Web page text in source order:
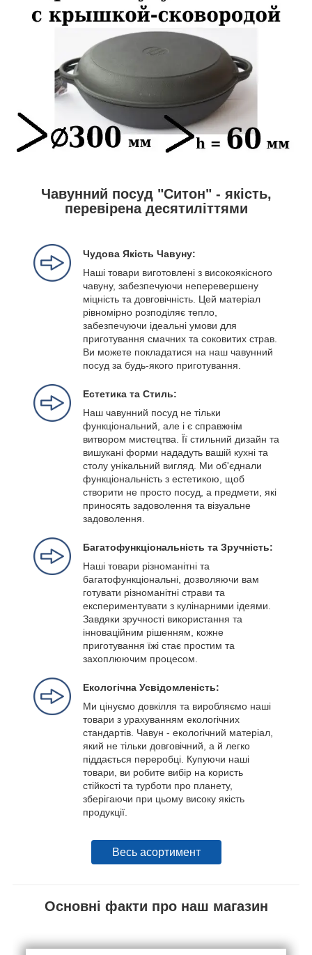
Чавунний посуд "Ситон" - якість,
перевірена десятиліттями
Чудова Якість Чавуну:
Наші товари виготовлені з високоякісного
чавуну, забезпечуючи неперевершену
міцність та довговічність. Цей матеріал
рівномірно розподіляє тепло,
забезпечуючи ідеальні умови для
приготування смачних та соковитих страв.
Ви можете покладатися на наш чавунний
посуд за будь-якого приготування.
Естетика та Стиль:
Наш чавунний посуд не тільки
функціональний, але і є справжнім
витвором мистецтва. Її стильний дизайн та
вишукані форми нададуть вашій кухні та
столу унікальний вигляд. Ми об'єднали
функціональність з естетикою, щоб
створити не просто посуд, а предмети, які
приносять задоволення та візуальне
задоволення.
Багатофункціональність та Зручність:
Наші товари різноманітні та
багатофункціональні, дозволяючи вам
готувати різноманітні страви та
експериментувати з кулінарними ідеями.
Завдяки зручності використання та
інноваційним рішенням, кожне
приготування їжі стає простим та
захоплюючим процесом.
Екологічна Усвідомленість:
Ми цінуємо довкілля та виробляємо наші
товари з урахуванням екологічних
стандартів. Чавун - екологічний матеріал,
який не тільки довговічний, а й легко
піддається переробці. Купуючи наші
товари, ви робите вибір на користь
стійкості та турботи про планету,
зберігаючи при цьому високу якість
продукції.
Весь асортимент
Основні факти про наш магазин